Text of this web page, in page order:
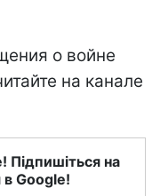
о войне
на канале
Підпишіться на
в Google!